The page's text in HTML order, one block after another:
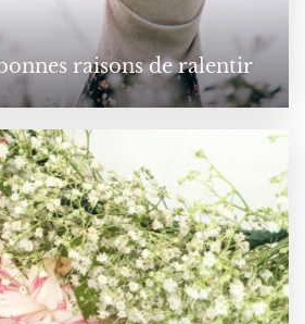
raisons de ralentir